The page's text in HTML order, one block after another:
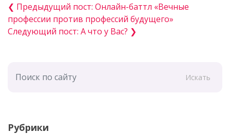
❮ Предыдущий пост: Онлайн-баттл «Вечные
профессии против профессий будущего»
Следующий пост: А что у Вас? ❯
Искать
Рубрики